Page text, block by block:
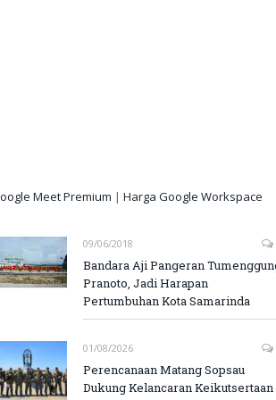
Meet Premium | Harga Google Workspace
09/06/2018
Bandara Aji Pangeran
Pranoto, Jadi Harapan
Pertumbuhan Kota Samarinda
01/08/2026
Perencanaan Matang Sopsau
Dukung Kelancaran Keikutsertaan